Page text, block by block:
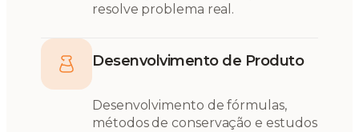
resolve problema real.
Desenvolvimento de Produto
Desenvolvimento de fórmulas,
métodos de conservação e estudos